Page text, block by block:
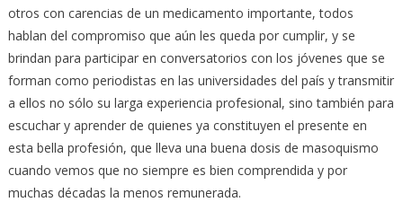
otros con carencias de un medicamento importante, todos
hablan del compromiso que aún les queda por cumplir, y se
brindan para participar en conversatorios con los jóvenes que se
forman como periodistas en las universidades del país y transmitir
a ellos no sólo su larga experiencia profesional, sino también para
escuchar y aprender de quienes ya constituyen el presente en
esta bella profesión, que lleva una buena dosis de masoquismo
cuando vemos que no siempre es bien comprendida y por
muchas décadas la menos remunerada.